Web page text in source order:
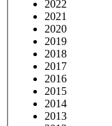
2022
2021
2020
2019
2018
2017
2016
2015
2014
2013